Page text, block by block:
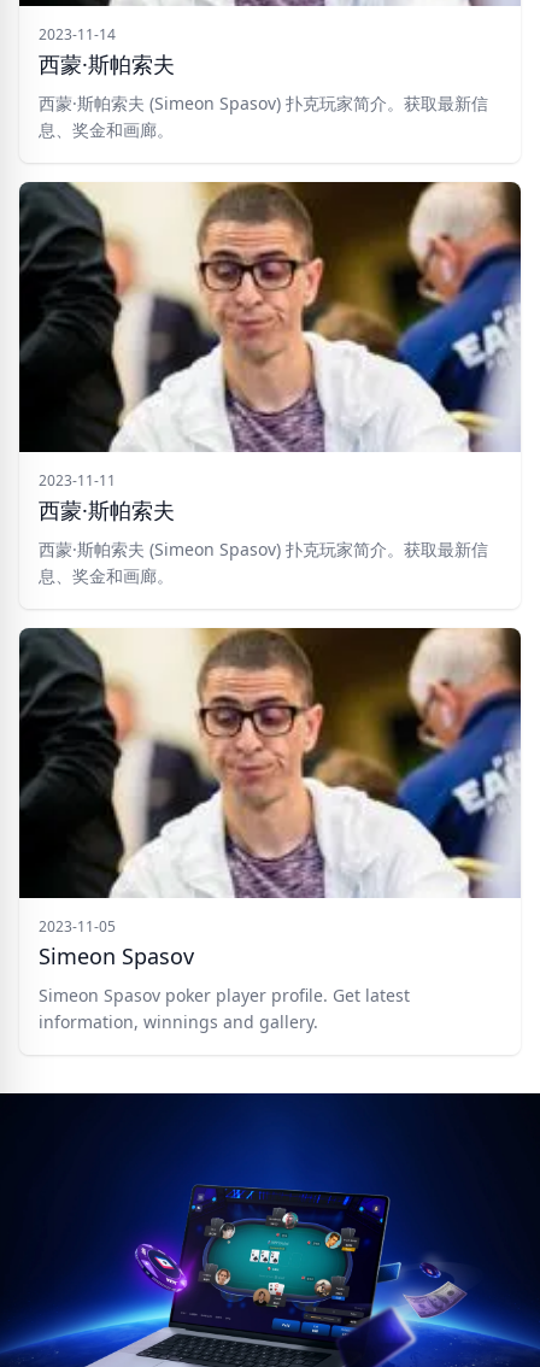
2023-11-14
西蒙·斯帕索夫
西蒙·斯帕索夫 (Simeon Spasov) 扑克玩家简介。获取最新信
息、奖金和画廊。
2023-11-11
西蒙·斯帕索夫
西蒙·斯帕索夫 (Simeon Spasov) 扑克玩家简介。获取最新信
息、奖金和画廊。
2023-11-05
Simeon Spasov
Simeon Spasov poker player profile. Get latest
information, winnings and gallery.